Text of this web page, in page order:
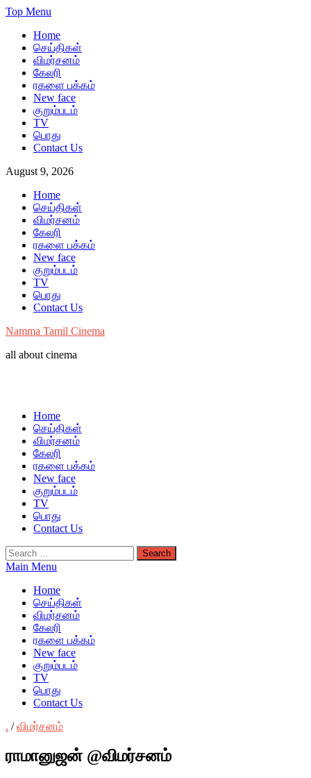
Skip
content
Top Menu
Home
செய்திகள்
விமர்சனம்
கேலரி
ரகளை பக்கம்
New face
குறும்படம்
TV
பொது
Contact Us
August 9, 2026
Home
செய்திகள்
விமர்சனம்
கேலரி
ரகளை பக்கம்
New face
குறும்படம்
TV
பொது
Contact Us
Namma Tamil Cinema
all about cinema
Home
செய்திகள்
விமர்சனம்
கேலரி
ரகளை பக்கம்
New face
குறும்படம்
TV
பொது
Contact Us
Search
for:
Main Menu
Home
செய்திகள்
விமர்சனம்
கேலரி
ரகளை பக்கம்
New face
குறும்படம்
TV
பொது
Contact Us
. /விமர்சனம்
ராமானுஜன் @விமர்சனம்